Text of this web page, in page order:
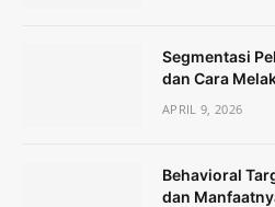
Segmentasi
dan Cara
APRIL 9, 2026
Behavioral
dan